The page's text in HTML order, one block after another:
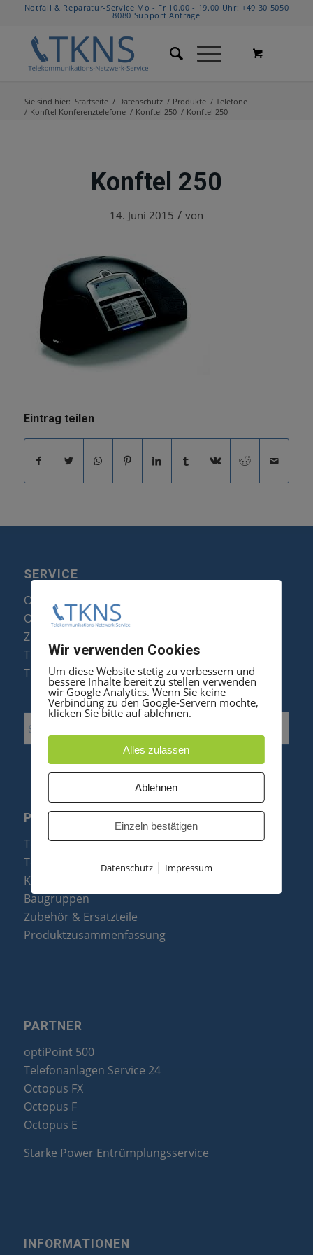
Notfall & Reparatur-Service Mo - Fr 10.00 - 19.00 Uhr:+49 30 5050
8080 Support Anfrage
Sie sind hier: Startseite / Datenschutz / Produkte / Telefone
/ Konftel Konferenztelefone / Konftel 250 / Konftel 250
Konftel 250
14. Juni 2015 / von
Eintrag teilen
SERVICE
Optipoint Display Reparatur
Octophon F Display Reparatur
Zubehör & Ersatzteile
Telefonanlagen Optimierung
Telefonanlagen Erweiterung
PRODUKTE
Telefonanlagen
Telefone
Konftel Konferenztelefone
Baugruppen
Zubehör & Ersatzteile
Produktzusammenfassung
PARTNER
optiPoint 500
Telefonanlagen Service 24
Octopus FX
Octopus F
Octopus E
Starke Power Entrümplungsservice
INFORMATIONEN
Wir verwenden Cookies
Um diese Website stetig zu verbessern und
bessere Inhalte bereit zu stellen verwenden
wir Google Analytics. Wenn Sie keine
Verbindung zu den Google-Servern möchte,
klicken Sie bitte auf ablehnen.
Alles zulassen
Ablehnen
Einzeln bestätigen
Datenschutz| Impressum